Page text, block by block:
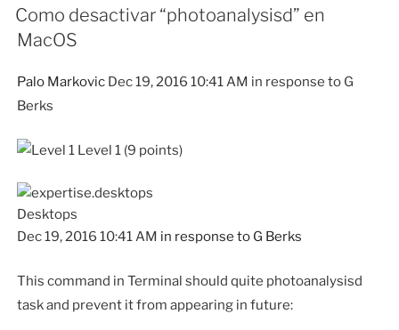
EN
Como desactivar “photoanalysisd” en
MacOS
Palo Markovic Dec 19, 2016 10:41 AM in response to G
Berks
Level 1 (9 points)
Desktops
Dec 19, 2016 10:41 AM in response to G Berks
This command in Terminal should quite photoanalysisd
task and prevent it from appearing in future: